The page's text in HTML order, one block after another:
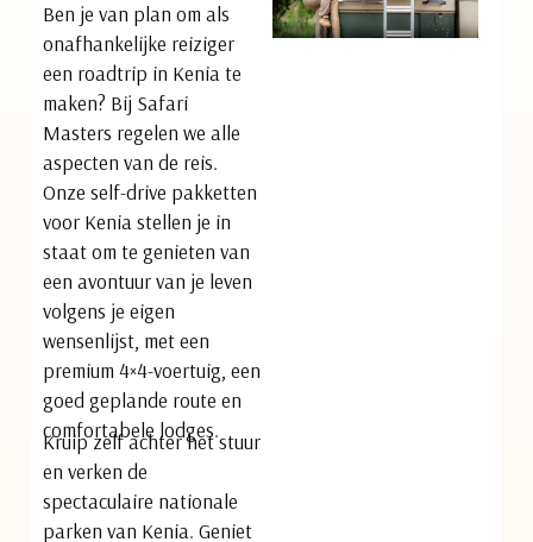
Ben je van plan om als
onafhankelijke reiziger
een roadtrip in Kenia te
maken? Bij Safari
Masters regelen we alle
aspecten van de reis.
Onze self-drive pakketten
voor Kenia stellen je in
staat om te genieten van
een avontuur van je leven
volgens je eigen
wensenlijst, met een
premium 4×4-voertuig, een
goed geplande route en
comfortabele lodges.
Kruip zelf achter het stuur
en verken de
spectaculaire nationale
parken van Kenia. Geniet